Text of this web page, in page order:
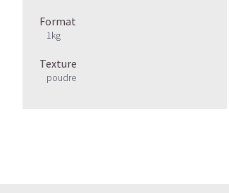
Format
1kg
Texture
poudre